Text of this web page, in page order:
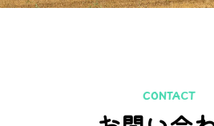
CONTACT